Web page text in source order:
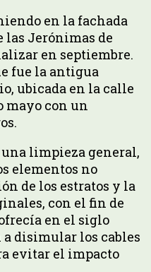
en la fachada
Jerónimas de
en septiembre.
fue la antigua
ubicada en la calle
mayo con un
limpieza general,
elementos no
de los estratos y la
con el fin de
en el siglo
disimular los cables
evitar el impacto